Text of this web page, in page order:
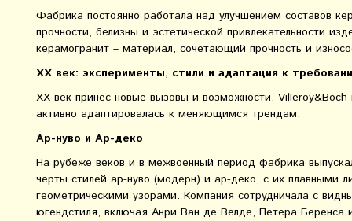
Фабрика постоянно работала над улучшением составов
прочности, белизны и эстетической привлекательности
керамогранит – материал, сочетающий прочность и
XX век: эксперименты, стили и адаптация к
XX век принес новые вызовы и возможности.
активно адаптировалась к меняющимся трендам.
Ар-нуво и Ар-деко
На рубеже веков и в межвоенный период фабрика
черты стилей ар-нуво (модерн) и ар-деко, с их плавными
геометрическими узорами. Компания сотрудничала с
югендстиля, включая Анри Ван де Велде, Петера